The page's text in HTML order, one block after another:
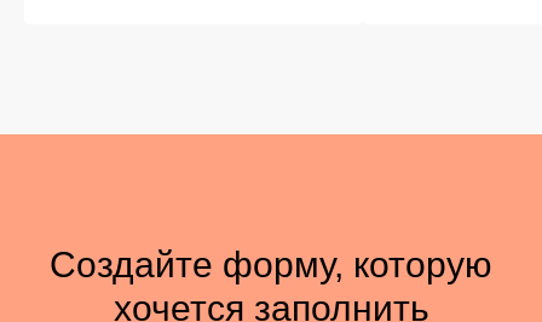
Создайте форму, которую
хочется заполнить